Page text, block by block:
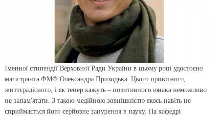
Іменної стипендії Верховної Ради України в цьому році удостоєно
магістранта ФМФ Олександра Приходька. Цього привітного,
життєрадісного, і як тепер кажуть – позитивного юнака неможливо
не запам'ятати. З такою медійною зовнішністю якось навіть не
сприймається його серйозне занурення в науку. На кафедрі